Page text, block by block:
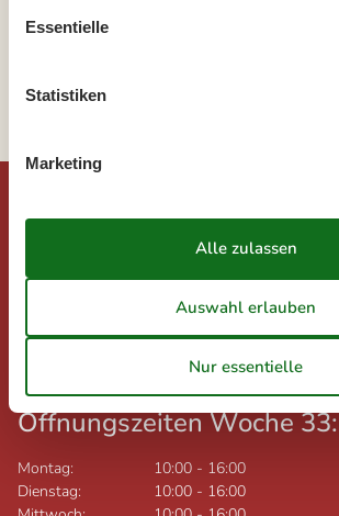
Lemvig
©Urlaub.dk
Nygade 8B, 2.th
Öffnungszeiten Woche 33:
Montag: 10:00 - 16:00
Dienstag:
10:00 - 16:00
Essentielle
Statistiken
Marketing